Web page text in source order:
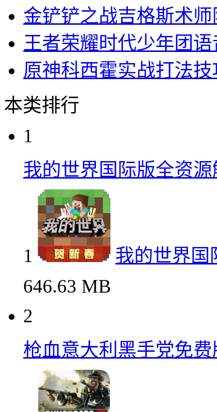
金铲铲之战吉格斯术
王者荣耀时代少年团
原神科西霍实战打法
本类排行
1
我的世界国际版全资
1
我的世界国
646.63 MB
2
枪血意大利黑手党免